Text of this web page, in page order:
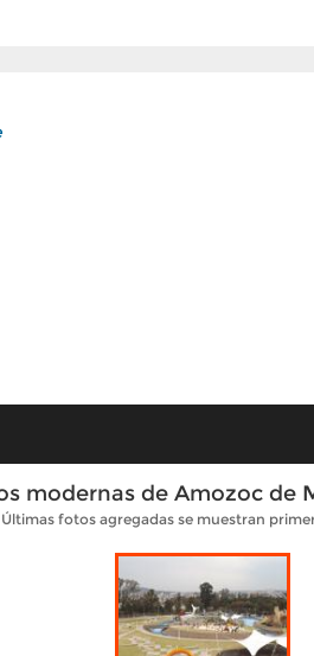
modernas de Amozoc de
Últimas fotos agregadas se muestran